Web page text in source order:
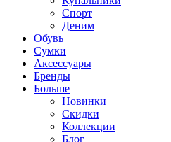
Спорт
Деним
Обувь
Сумки
Аксессуары
Бренды
Больше
Новинки
Скидки
Коллекции
Блог